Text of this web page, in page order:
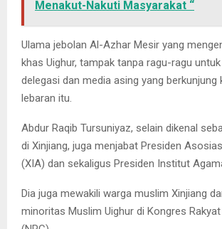
Menakut-Nakuti Masyarakat “
Ulama jebolan Al-Azhar Mesir yang
khas Uighur, tampak tanpa ragu-ragu
delegasi dan media asing yang berkunjung
lebaran itu.
Abdur Raqib Tursuniyaz, selain dikenal
di Xinjiang, juga menjabat Presiden
(XIA) dan sekaligus Presiden Institut
Dia juga mewakili warga muslim Xinjiang
minoritas Muslim Uighur di Kongres